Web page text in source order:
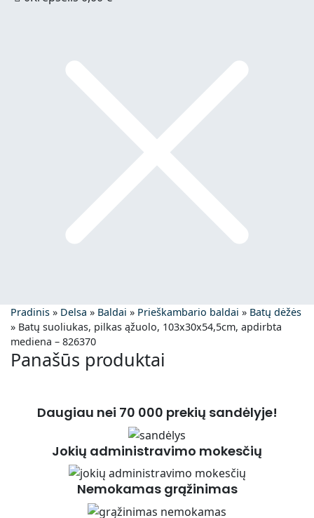
Pradinis » Delsa » Baldai » Prieškambario baldai » Batų dėžės
» Batų suoliukas, pilkas ąžuolo, 103x30x54,5cm, apdirbta
mediena – 826370
Panašūs produktai
Daugiau nei 70 000 prekių sandėlyje!
Jokių administravimo mokesčių
Nemokamas grąžinimas